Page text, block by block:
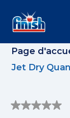
Page
Jet Dry
Aucune